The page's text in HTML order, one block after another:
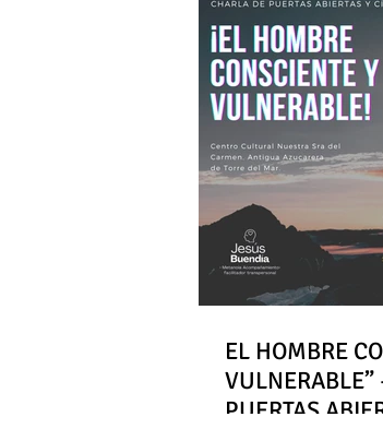
EL HOMBRE
VULNERABLE”
PUERTAS